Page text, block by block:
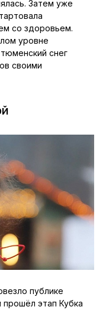
Затем уже
со здоровьем.
уровне
снег
своими
публике
этап Кубка